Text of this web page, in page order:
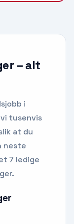
– alt
i
tusenvis
at du
neste
7 ledige